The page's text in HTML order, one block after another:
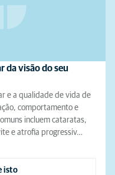
da visão do seu
e a qualidade de vida de
comportamento e
incluem cataratas,
e atrofia progressiv…
isto